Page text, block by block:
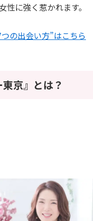
性に強く惹かれます。
の出会い方”はこちら
東京』とは？